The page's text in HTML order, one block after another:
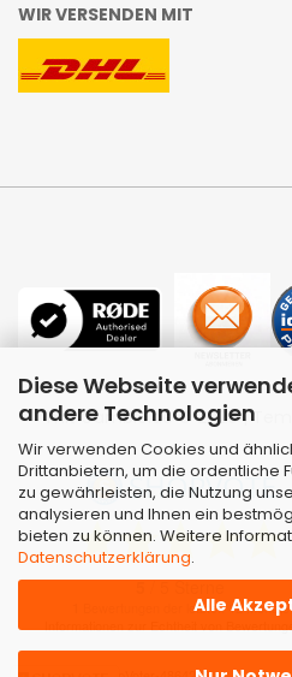
Diese Webseite
andere Technologien
Wir verwenden Cookies und
Drittanbietern, um die ordentliche
zu gewährleisten, die Nutzung
analysieren und Ihnen ein
bieten zu können. Weitere
Datenschutzerklärung.
Alle
WIR VERSENDEN MIT
mit Gambio.de © 2026 |